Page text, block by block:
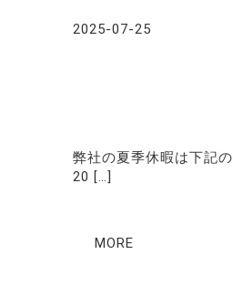
2025-07-25
弊社の夏季休暇は下
20 […]
MORE